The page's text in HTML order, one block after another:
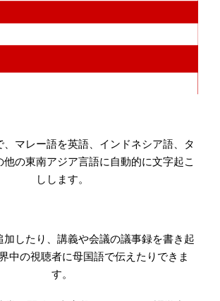
、マレー語を英語、インドネシア語、タ
他の東南アジア言語に自動的に文字起こ
しします。
加したり、講義や会議の議事録を書き起
中の視聴者に母国語で伝えたりできま
す。